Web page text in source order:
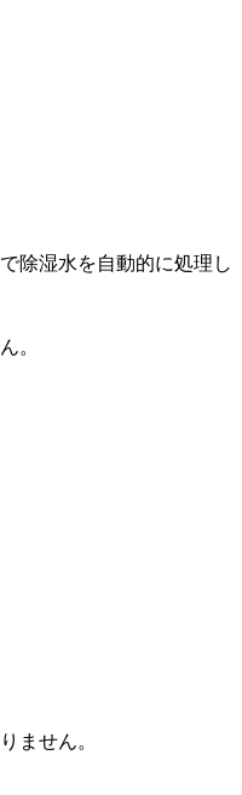
除湿水を自動的に処理し
。
ません。